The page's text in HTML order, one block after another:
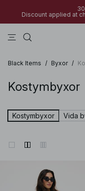
Discount applied at
Black Items / Byxor /
Kostymbyxor
Kostymbyxor Vida